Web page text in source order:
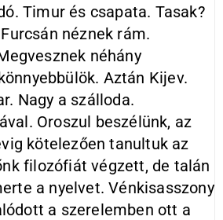
Timur és csapata. Tasak?
néznek rám.
néhány
Aztán Kijev.
Nagy a szálloda.
Oroszul beszélünk, az
kötelezően tanultuk az
filozófiát végzett, de talán
a nyelvet. Vénkisasszony
a szerelemben ott a